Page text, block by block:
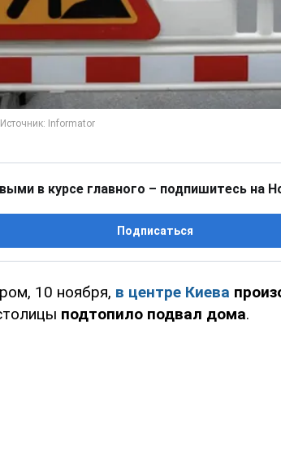
в курсе главного – подпишитесь на
Подписаться
10 ноября, в центре Киева
подтопило подвал дома.